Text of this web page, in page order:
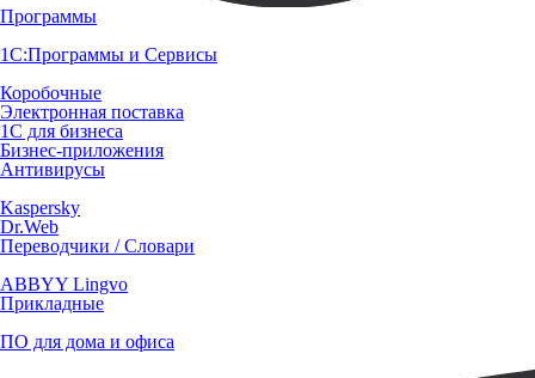
Программы
1С:Программы и Сервисы
Коробочные
Электронная поставка
1С для бизнеса
Бизнес-приложения
Антивирусы
Kaspersky
Dr.Web
Переводчики / Словари
ABBYY Lingvo
Прикладные
ПО для дома и офиса